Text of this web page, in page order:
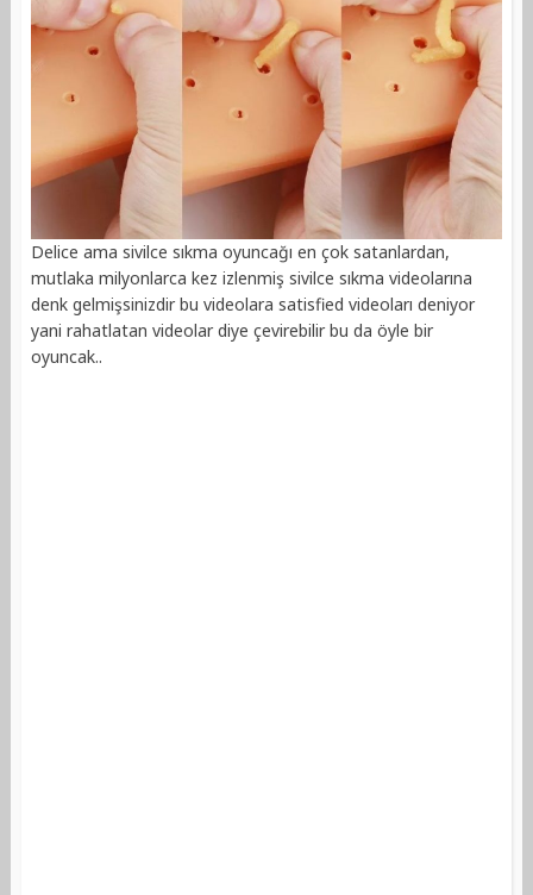
Delice ama sivilce sıkma oyuncağı en çok satanlardan,
mutlaka milyonlarca kez izlenmiş sivilce sıkma videolarına
denk gelmişsinizdir bu videolara satisfied videoları deniyor
yani rahatlatan videolar diye çevirebilir bu da öyle bir
oyuncak..